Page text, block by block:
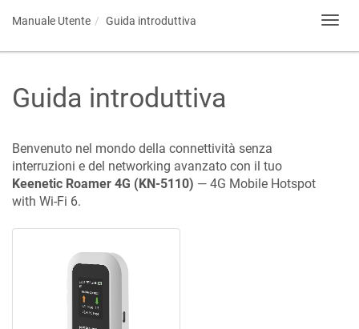
Manuale Utente Guida introduttiva
Guida introduttiva
Benvenuto nel mondo della connettività senza
interruzioni e del networking avanzato con il tuo
Keenetic Roamer 4G (KN-5110) — 4G Mobile Hotspot
with Wi-Fi 6.